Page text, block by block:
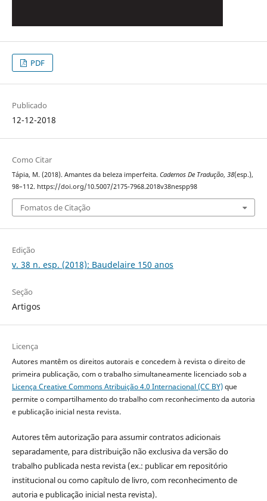
PDF
Publicado
12-12-2018
Como Citar
Tápia, M. (2018). Amantes da beleza imperfeita. Cadernos De Tradução, 38(esp.),
98–112. https://doi.org/10.5007/2175-7968.2018v38nespp98
Fomatos de Citação
Edição
v. 38 n. esp. (2018): Baudelaire 150 anos
Seção
Artigos
Licença
Autores mantêm os direitos autorais e concedem à revista o direito de
primeira publicação, com o trabalho simultaneamente licenciado sob a
Licença Creative Commons Atribuição 4.0 Internacional (CC BY)que
permite o compartilhamento do trabalho com reconhecimento da autoria
e publicação inicial nesta revista.
Autores têm autorização para assumir contratos adicionais
separadamente, para distribuição não exclusiva da versão do
trabalho publicada nesta revista (ex.: publicar em repositório
institucional ou como capítulo de livro, com reconhecimento de
autoria e publicação inicial nesta revista).